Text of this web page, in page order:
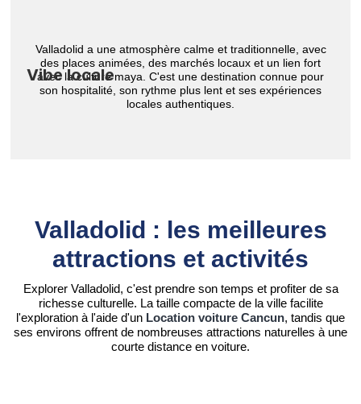
Vibe locale
Valladolid a une atmosphère calme et traditionnelle, avec
des places animées, des marchés locaux et un lien fort
avec la culture maya. C'est une destination connue pour
son hospitalité, son rythme plus lent et ses expériences
locales authentiques.
Valladolid : les meilleures
attractions et activités
Explorer Valladolid, c'est prendre son temps et profiter de sa
richesse culturelle. La taille compacte de la ville facilite
l'exploration à l'aide d'un Location voiture Cancun, tandis que
ses environs offrent de nombreuses attractions naturelles à une
courte distance en voiture.